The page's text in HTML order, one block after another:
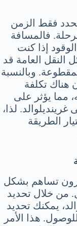
تحدد فقط الزمن
فالمسافة
إذا كنت
النقل العامة قد
وبالنسبة
هناك تكلفة
مما يؤثر على
لذا،
الطريقة
تساهم بشكل
من خلال تحديد
يمكنك تحديد
هذا الأمر